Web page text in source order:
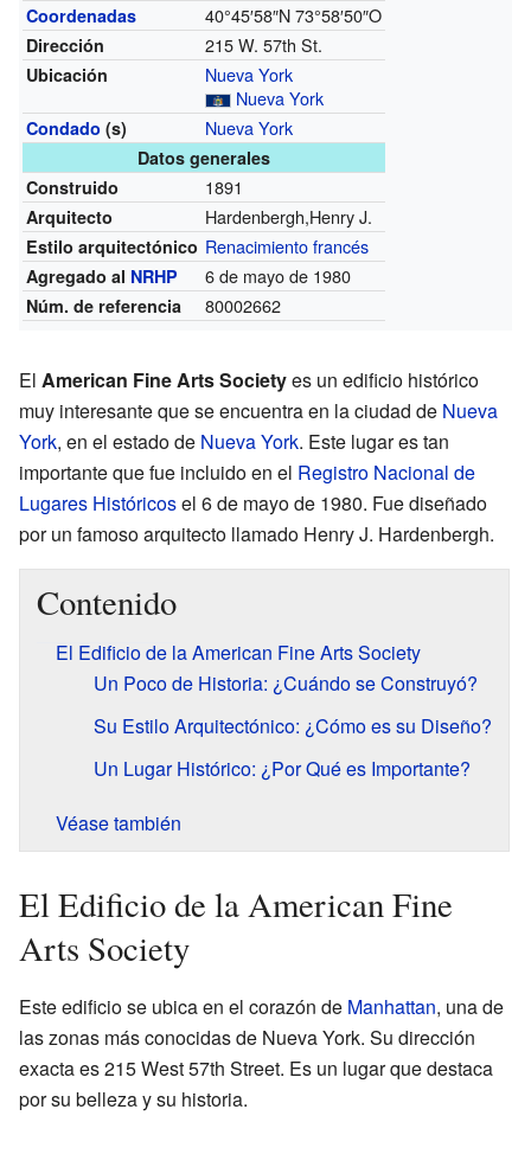
Coordenadas 40°45′58″N73°58′50″O
Dirección 215 W. 57th St.
Ubicación
Nueva York
Nueva York
Condado (s) Nueva York
Datos generales
Construido
1891
Arquitecto Hardenbergh,Henry J.
Estilo arquitectónico Renacimiento francés
Agregado al NRHP 6 de mayo de 1980
Núm. de referencia 80002662
El American Fine Arts Societyes un edificio histórico
muy interesante que se encuentra en la ciudad de Nueva
York, en el estado de Nueva York. Este lugar es tan
importante que fue incluido en el Registro Nacional de
Lugares Históricosel 6 de mayo de 1980. Fue diseñado
por un famoso arquitecto llamado Henry J. Hardenbergh.
Contenido
El Edificio de la American Fine Arts Society
Un Poco de Historia: ¿Cuándo se Construyó?
Su Estilo Arquitectónico: ¿Cómo es su Diseño?
Un Lugar Histórico: ¿Por Qué es Importante?
Véase también
El Edificio de la American Fine
Arts Society
Este edificio se ubica en el corazón de Manhattan, una de
las zonas más conocidas de Nueva York. Su dirección
exacta es 215 West 57th Street. Es un lugar que destaca
por su belleza y su historia.